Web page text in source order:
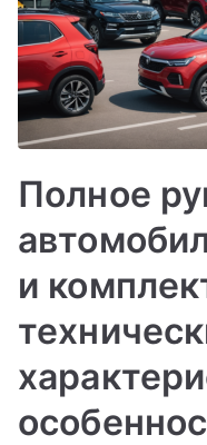
Полное
и